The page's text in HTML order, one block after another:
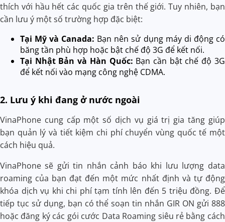
thích với hầu hết các quốc gia trên thế giới. Tuy nhiên, bạn
cần lưu ý một số trường hợp đặc biệt:
Tại Mỹ và Canada: Bạn nên sử dụng máy di động có
băng tần phù hợp hoặc bật chế độ 3G để kết nối.
Tại Nhật Bản và Hàn Quốc: Bạn cần bật chế độ 3G
để kết nối vào mạng công nghệ CDMA.
2. Lưu ý khi đang ở nước ngoài
VinaPhone cung cấp một số dịch vụ giá trị gia tăng giúp
bạn quản lý và tiết kiệm chi phí chuyển vùng quốc tế một
cách hiệu quả.
VinaPhone sẽ gửi tin nhắn cảnh báo khi lưu lượng data
roaming của bạn đạt đến một mức nhất định và tự động
khóa dịch vụ khi chi phí tạm tính lên đến 5 triệu đồng. Để
tiếp tục sử dụng, bạn có thể soạn tin nhắn GIR ON gửi 888
hoặc đăng ký các gói cước Data Roaming siêu rẻ bằng cách